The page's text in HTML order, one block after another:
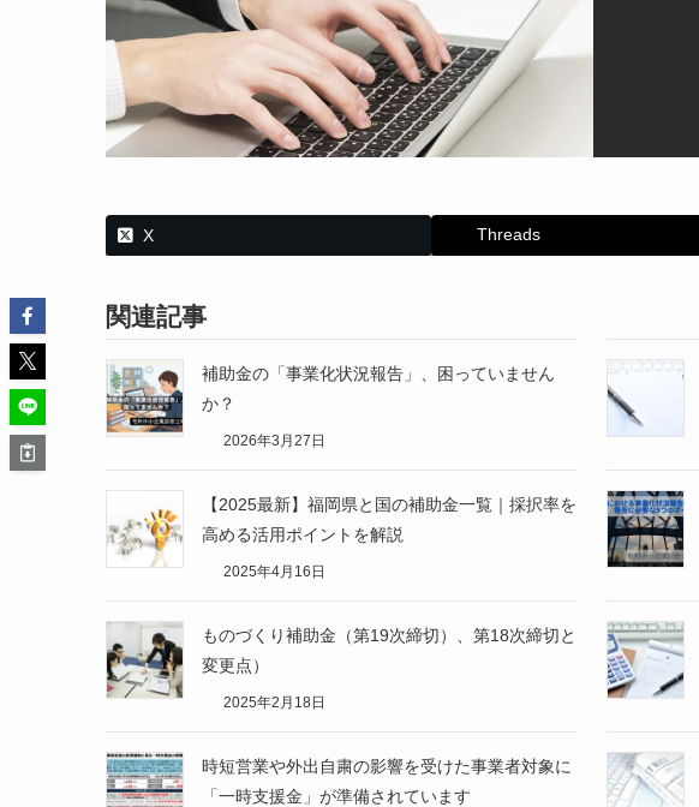
X Threads
関連記事
補助金の「事業化状況報告」、困っていません
か？
2026年3月27日
【2025最新】福岡県と国の補助金一覧｜採択率を
高める活用ポイントを解説
2025年4月16日
ものづくり補助金（第19次締切）、第18次締切と
変更点）
2025年2月18日
時短営業や外出自粛の影響を受けた事業者対象に
「一時支援金」が準備されています